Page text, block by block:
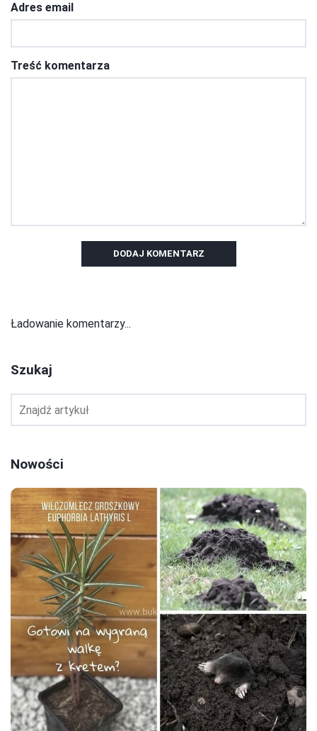
Adres email
Treść komentarza
DODAJ KOMENTARZ
Ładowanie komentarzy...
Szukaj
Nowości